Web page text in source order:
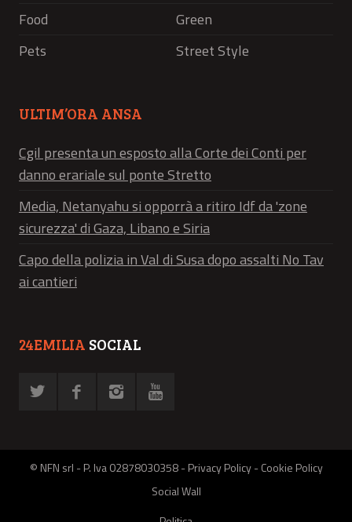
Food
Green
Pets
Street Style
ULTIM’ORA ANSA
Cgil presenta un esposto alla Corte dei Conti per
danno erariale sul ponte Stretto
Media, Netanyahu si opporrà a ritiro Idf da 'zone
sicurezza' di Gaza, Libano e Siria
Capo della polizia in Val di Susa dopo assalti No Tav
ai cantieri
24EMILIA SOCIAL
© NFN srl - P. Iva 02878030358 -Privacy Policy-Cookie Policy
Social Wall